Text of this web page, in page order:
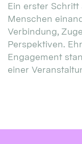
Ein erster Schritt
Menschen
Verbindung,
Perspektiven.
Engagement
einer